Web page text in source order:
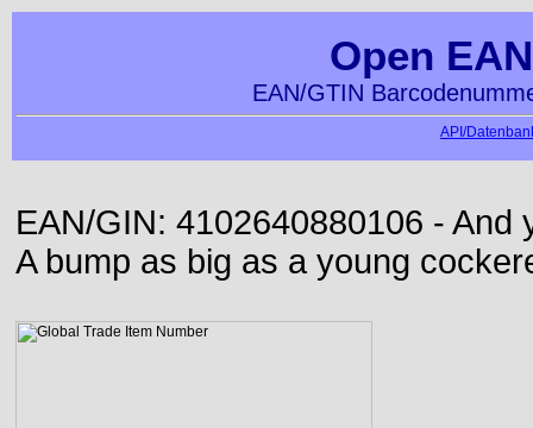
Open
EAN/GTIN
API/
EAN/GIN: 4102640880106 -
A bump as big as a young